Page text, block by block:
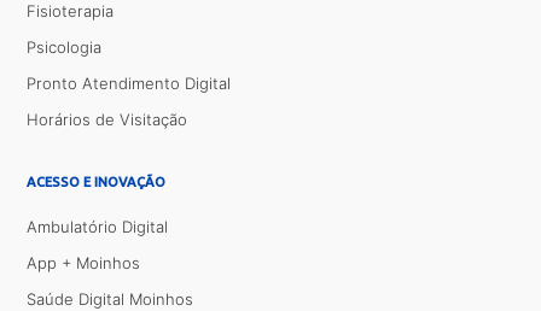
Fisioterapia
Psicologia
Pronto Atendimento Digital
Horários de Visitação
ACESSO E INOVAÇÃO
Ambulatório Digital
App + Moinhos
Saúde Digital Moinhos